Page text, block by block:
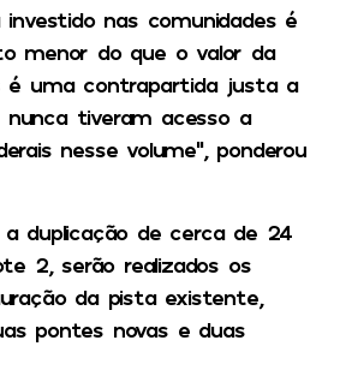
investido nas comunidades é
menor do que o valor da
é uma contrapartida justa a
nunca tiveram acesso a
nesse volume”, ponderou
duplicação de cerca de 24
2, serão realizados os
da pista existente,
pontes novas e duas